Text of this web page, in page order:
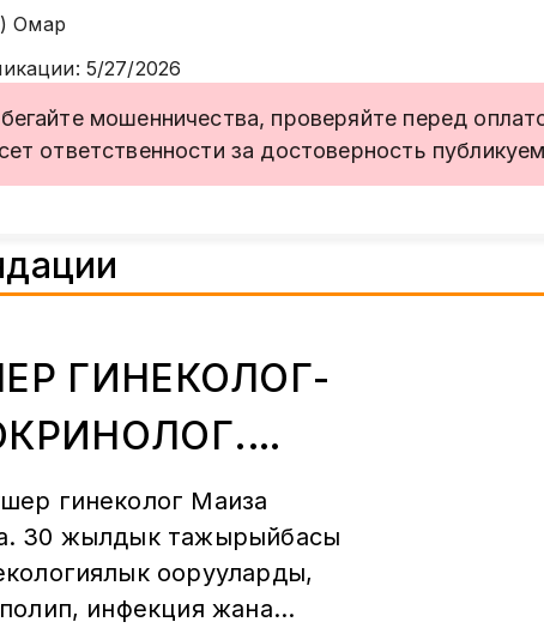
Омар
: 5/27/2026
мошенничества, проверяйте перед
ответственности за достоверность
ГИНЕКОЛОГ-
30
гинеколог Маиза
30 жылдык тажырыйбасы
оорууларды,
инфекция жана